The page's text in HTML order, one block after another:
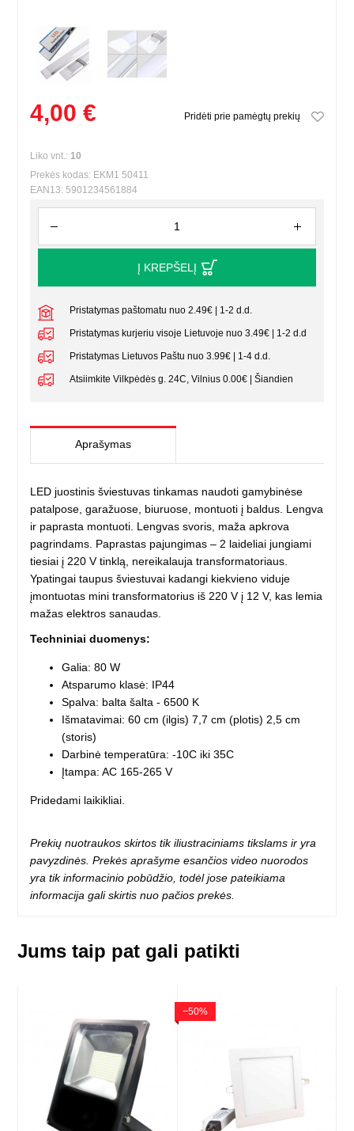
4,00 € Pridėti prie pamėgtų prekių
Liko vnt.: 10
Prekės kodas: EKM1 50411
EAN13: 5901234561884
Į KREPŠELĮ
Pristatymas paštomatu nuo 2.49€ | 1-2 d.d.
Pristatymas kurjeriu visoje Lietuvoje nuo 3.49€ | 1-2 d.d
Pristatymas Lietuvos Paštu nuo 3.99€ | 1-4 d.d.
Atsiimkite Vilkpėdės g. 24C, Vilnius 0.00€ | Šiandien
Aprašymas
LED juostinis šviestuvas tinkamas naudoti gamybinėse
patalpose, garažuose, biuruose, montuoti į baldus. Lengva
ir paprasta montuoti. Lengvas svoris, maža apkrova
pagrindams. Paprastas pajungimas – 2 laideliai jungiami
tiesiai į 220 V tinklą, nereikalauja transformatoriaus.
Ypatingai taupus šviestuvai kadangi kiekvieno viduje
įmontuotas mini transformatorius iš 220 V į 12 V, kas lemia
mažas elektros sanaudas.
Techniniai duomenys:
Galia: 80 W
Atsparumo klasė: IP44
Spalva: balta šalta - 6500 K
Išmatavimai: 60 cm (ilgis) 7,7 cm (plotis) 2,5 cm
(storis)
Darbinė temperatūra: -10C iki 35C
Įtampa: AC 165-265 V
Pridedami laikikliai.
Prekių nuotraukos skirtos tik iliustraciniams tikslams ir yra
pavyzdinės. Prekės aprašyme esančios video nuorodos
yra tik informacinio pobūdžio, todėl jose pateikiama
informacija gali skirtis nuo pačios prekės.
Jums taip pat gali patikti
−50%